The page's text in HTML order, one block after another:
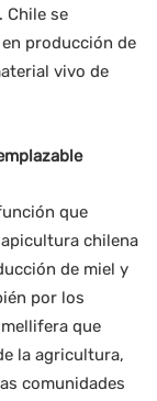
Chile se
producción de
vivo de
que
chilena
de miel y
por los
que
la agricultura,
comunidades